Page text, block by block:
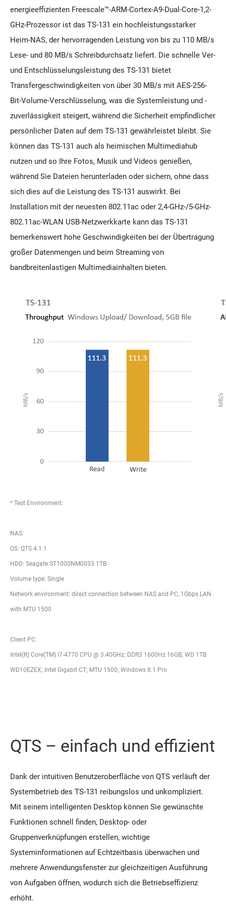
energieeffizienten Freescale™-ARM-Cortex-A9-Dual-Core-1,2-
GHz-Prozessor ist das TS-131 ein hochleistungsstarker
Heim-NAS, der hervorragenden Leistung von bis zu 110 MB/s
Lese- und 80 MB/s Schreibdurchsatz liefert. Die schnelle Ver-
und Entschlüsselungsleistung des TS-131 bietet
Transfergeschwindigkeiten von über 30 MB/s mit AES-256-
Bit-Volume-Verschlüsselung, was die Systemleistung und -
zuverlässigkeit steigert, während die Sicherheit empfindlicher
persönlicher Daten auf dem TS-131 gewährleistet bleibt. Sie
können das TS-131 auch als heimischen Multimediahub
nutzen und so Ihre Fotos, Musik und Videos genießen,
während Sie Dateien herunterladen oder sichern, ohne dass
sich dies auf die Leistung des TS-131 auswirkt. Bei
Installation mit der neuesten 802.11ac oder 2,4-GHz-/5-GHz-
802.11ac-WLAN USB-Netzwerkkarte kann das TS-131
bemerkenswert hohe Geschwindigkeiten bei der Übertragung
großer Datenmengen und beim Streaming von
bandbreitenlastigen Multimediainhalten bieten.
* Test Environment:
NAS:
OS: QTS 4.1.1
HDD: Seagate ST1000NM0033 1TB
Volume type: Single
Network environment: direct connection between NAS and PC, 1Gbps LAN
with MTU 1500
Client PC:
Intel(R) Core(TM) i7-4770 CPU @ 3.40GHz; DDR3 1600Hz 16GB; WD 1TB
WD10EZEX; Intel Gigabit CT; MTU 1500; Windows 8.1 Pro
QTS – einfach und effizient
Dank der intuitiven Benutzeroberfläche von QTS verläuft der
Systembetrieb des TS-131 reibungslos und unkompliziert.
Mit seinem intelligenten Desktop können Sie gewünschte
Funktionen schnell finden, Desktop- oder
Gruppenverknüpfungen erstellen, wichtige
Systeminformationen auf Echtzeitbasis überwachen und
mehrere Anwendungsfenster zur gleichzeitigen Ausführung
von Aufgaben öffnen, wodurch sich die Betriebseffizienz
erhöht.